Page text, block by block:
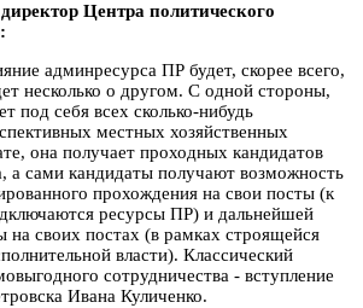
Центра политического
админресурса ПР будет, скорее всего,
несколько о другом. С одной стороны,
под себя всех сколько-нибудь
местных хозяйственных
она получает проходных кандидатов
а сами кандидаты получают возможность
прохождения на свои посты (к
ресурсы ПР) и дальнейшей
на своих постах (в рамках строящейся
власти). Классический
сотрудничества - вступление
Ивана Куличенко.